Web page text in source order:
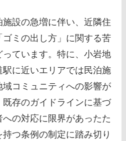
設の急増に伴い、近隣住
ミの出し方」に関する苦
ています。特に、小岩地
駅に近いエリアでは民泊施
コミュニティへの影響が
存のガイドラインに基づ
の対応に限界があったた
つ条例の制定に踏み切り